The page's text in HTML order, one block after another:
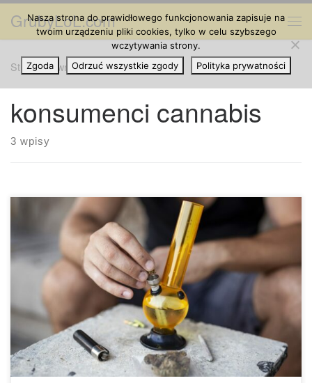
Przejdź do treści
GrubyLoL.com
Strona główna » konsumenci cannabis
konsumenci cannabis
3 wpisy
Haj cannabis może trwać od trzech godzin do dziesięciu
godzin, w zależności od dawki i metody przyjmowania.
Nauka wreszcie odpowiedziała na jedno z odwiecznych
pytań w kulturze cannabis: Jak długo utrzymuje się haj z
cannabis? W badaniu opublikowanym w 2021 r. w
Neuroscience & Biobehavioral Reviews naukowcy kierowani
przez Danielle […]
Nasza strona do prawidłowego funkcjonowania zapisuje na
twoim urządzeniu pliki cookies, tylko w celu szybszego
wczytywania strony.
Zgoda
Odrzuć wszystkie zgody Polityka prywatności